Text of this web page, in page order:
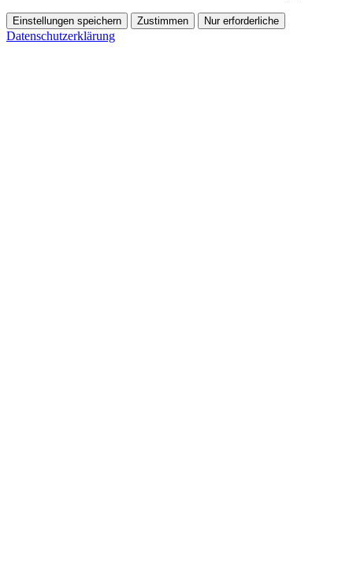
Einstellungen speichern Zustimmen Nur erforderliche
Datenschutzerklärung